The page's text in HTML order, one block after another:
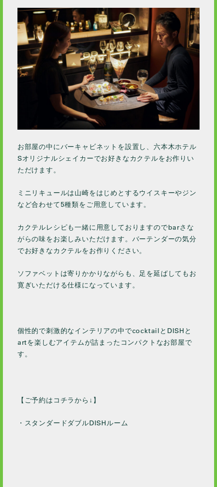
2018 / 10
2016 / 5
お部屋の中にバーキャビネットを設置し、六本木ホテル
Sオリジナルシェイカーでお好きなカクテルをお作りい
ただけます。
ミニリキュールは山崎をはじめとするウイスキーやジン
など合わせて5種類をご用意しています。
カクテルレシピも一緒に用意しておりますのでbarさな
がらの味をお楽しみいただけます。バーテンダーの気分
でお好きなカクテルをお作りください。
ソファベットは寄りかかりながらも、足を延ばしてもお
寛ぎいただける仕様になっています。
個性的で刺激的なインテリアの中でcocktailとDISHと
artを楽しむアイテムが詰まったコンパクトなお部屋で
す。
【ご予約はコチラから↓】
・スタンダードダブルDISHルーム